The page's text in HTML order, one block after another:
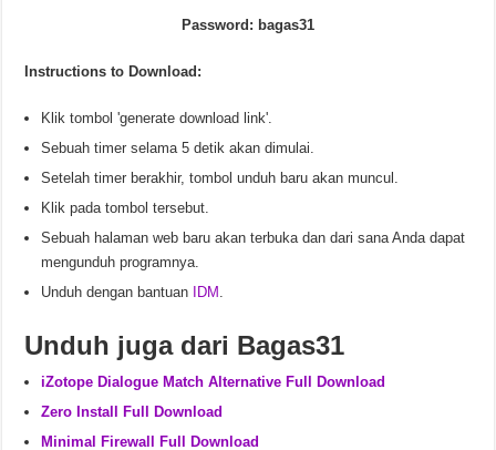
Password: bagas31
Instructions to Download:
Klik tombol 'generate download link'.
Sebuah timer selama 5 detik akan dimulai.
Setelah timer berakhir, tombol unduh baru akan muncul.
Klik pada tombol tersebut.
Sebuah halaman web baru akan terbuka dan dari sana Anda dapat
mengunduh programnya.
Unduh dengan bantuan
IDM .
Unduh juga dari Bagas31
iZotope Dialogue Match Alternative Full Download
Zero Install Full Download
Minimal Firewall Full Download